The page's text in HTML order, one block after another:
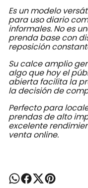
Es un modelo
para uso diario
informales. No es
prenda base con
reposición
Su calce amplio
algo que hoy el
abierta facilita la
la decisión de
Perfecto para
prendas de alto
excelente
venta online.